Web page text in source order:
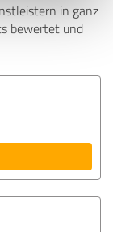
in ganz
bewertet und